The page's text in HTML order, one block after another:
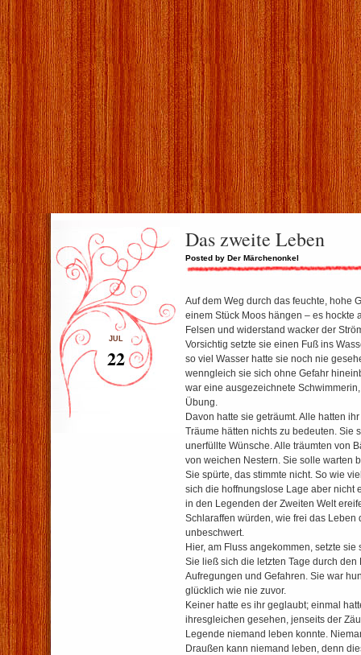
Das zweite Leben
Posted by Der Märchenonkel
JUL
22
Auf dem Weg durch das feuchte, hohe
einem Stück Moos hängen – es hockte
Felsen und widerstand wacker der
Vorsichtig setzte sie einen Fuß ins
so viel Wasser hatte sie noch nie
wenngleich sie sich ohne Gefahr
war eine ausgezeichnete
Übung.
Davon hatte sie geträumt. Alle hatten
Träume hätten nichts zu bedeuten. Sie
unerfüllte Wünsche. Alle träumten von
von weichen Nestern. Sie solle warten
Sie spürte, das stimmte nicht. So wie
sich die hoffnungslose Lage aber nicht
in den Legenden der Zweiten Welt
Schlaraffen würden, wie frei das Leben
unbeschwert.
Hier, am Fluss angekommen, setzte
Sie ließ sich die letzten Tage durch den
Aufregungen und Gefahren. Sie war
glücklich wie nie zuvor.
Keiner hatte es ihr geglaubt; einmal
ihresgleichen gesehen, jenseits der
Legende niemand leben konnte.
Draußen kann niemand leben, denn